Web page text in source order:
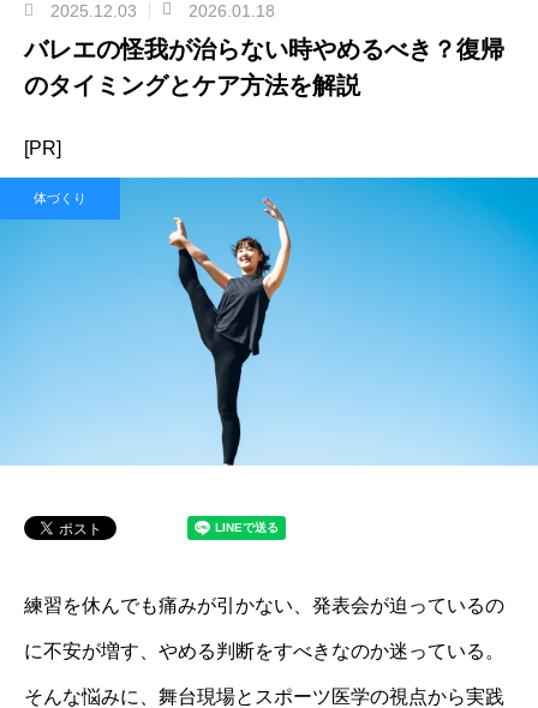
2025.12.03 2026.01.18
バレエの怪我が治らない時やめるべき？復帰
のタイミングとケア方法を解説
[PR]
体づくり
練習を休んでも痛みが引かない、発表会が迫っているの
に不安が増す、やめる判断をすべきなのか迷っている。
そんな悩みに、舞台現場とスポーツ医学の視点から実践